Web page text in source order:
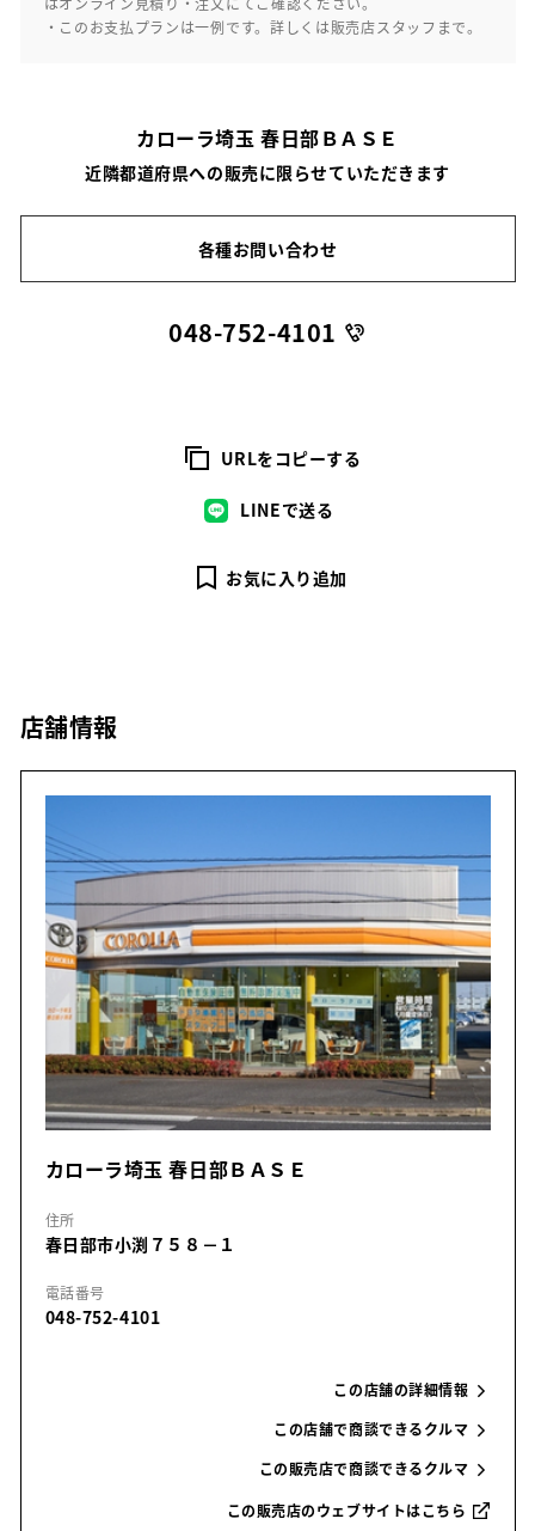
・このお支払プランは一例です。詳しくは販売店スタッフまで。
カローラ埼玉 春日部ＢＡＳＥ
近隣都道府県への販売に限らせていただきます
各種お問い合わせ
048-752-4101
URLをコピーする
LINEで送る
お気に入り追加
店舗情報
カローラ埼玉 春日部ＢＡＳＥ
住所
春日部市小渕７５８－１
電話番号
048-752-4101
この店舗の詳細情報
この店舗で商談できるクルマ
この販売店で商談できるクルマ
この販売店のウェブサイトはこちら